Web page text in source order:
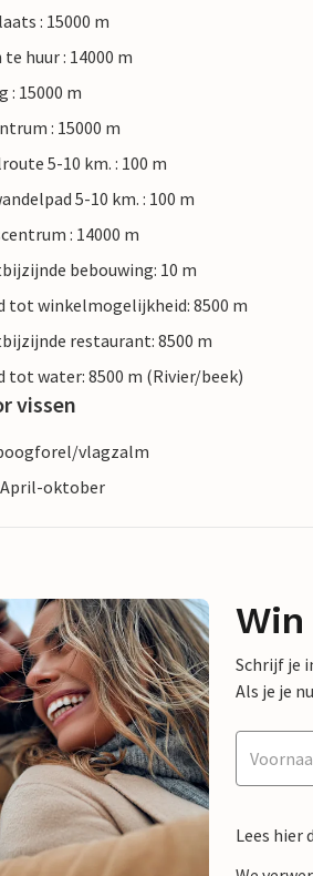
: 15000 m
huur : 14000 m
: 15000 m
: 15000 m
5-10 km. : 100 m
5-10 km. : 100 m
: 14000 m
bebouwing: 10 m
tot winkelmogelijkheid: 8500 m
restaurant: 8500 m
tot water: 8500 m (Rivier/beek)
vissen
vlagzalm
April-oktober
Schrijf je
Als je je
Lees hier